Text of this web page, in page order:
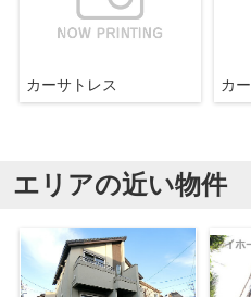
カーサトレス カ
エリアの近い物件